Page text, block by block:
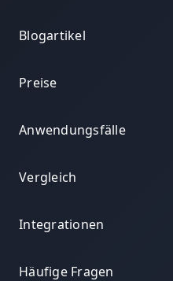
Blogartikel
Preise
Anwendungsfälle
Vergleich
Integrationen
Häufige Fragen